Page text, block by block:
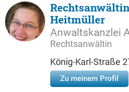
Heitmüller
Anwaltskanzlei
Rechtsanwältin
König-Karl-Straße
Zu meinem Profil